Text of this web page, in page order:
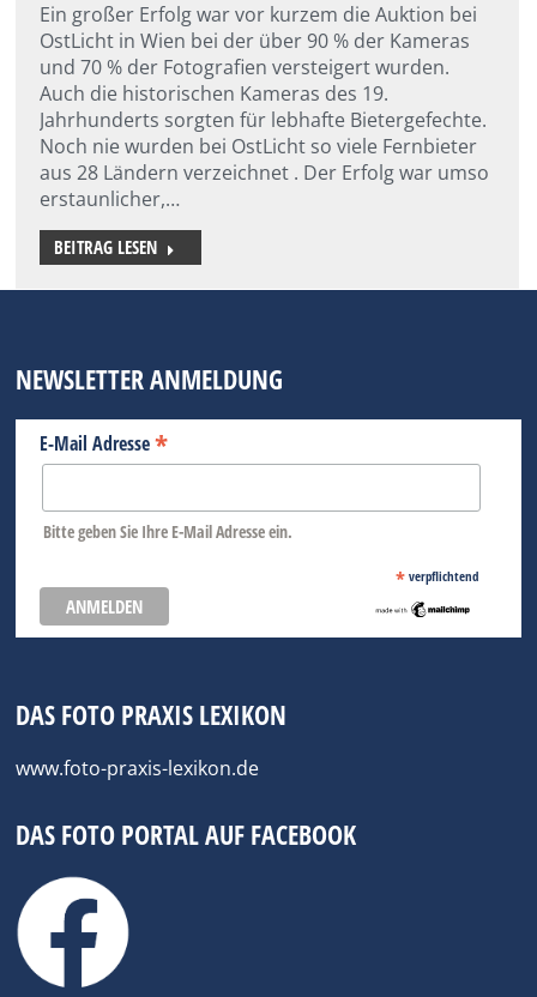
Ein großer Erfolg war vor kurzem die Auktion bei
OstLicht in Wien bei der über 90 % der Kameras
und 70 % der Fotografien versteigert wurden.
Auch die historischen Kameras des 19.
Jahrhunderts sorgten für lebhafte Bietergefechte.
Noch nie wurden bei OstLicht so viele Fernbieter
aus 28 Ländern verzeichnet . Der Erfolg war umso
erstaunlicher,…
BEITRAG LESEN
NEWSLETTER ANMELDUNG
E-Mail Adresse*
Bitte geben Sie Ihre E-Mail Adresse ein.
* verpflichtend
DAS FOTO PRAXIS LEXIKON
www.foto-praxis-lexikon.de
DAS FOTO PORTAL AUF FACEBOOK